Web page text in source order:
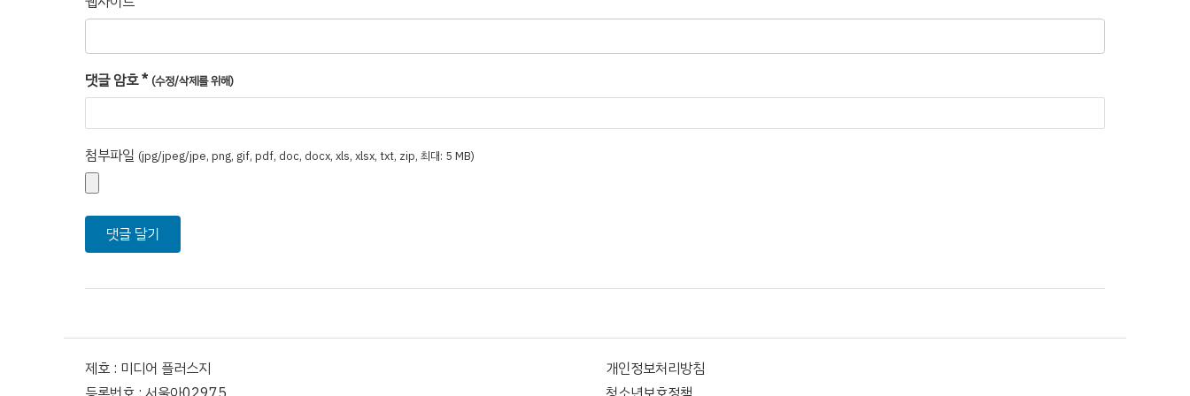
댓글 암호* (수정/삭제를 위해)
첨부파일 (jpg/jpeg/jpe, png, gif, pdf, doc, docx, xls, xlsx, txt, zip, 최대: 5 MB)
제호 : 미디어 플러스지
개인정보처리방침